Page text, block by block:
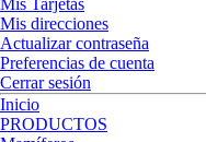
Mis Tarjetas
Mis direcciones
Actualizar contraseña
Preferencias de cuenta
Cerrar sesión
Inicio
PRODUCTOS